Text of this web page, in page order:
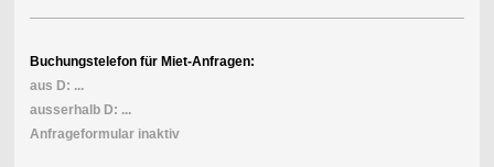
Buchungstelefon für Miet-Anfragen:
aus D: ...
ausserhalb D: ...
Anfrageformular inaktiv